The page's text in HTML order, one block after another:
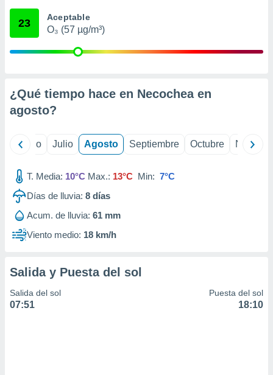
e
publicidad
1199
23 Aceptable
O₃ (57 µg/m³)
¿Qué tiempo hace en Necochea en
agosto?
Junio Julio Agosto Septiembre Octubre
T. Media: 10°C Max.: 13°C Min: 7°C
Días de lluvia: 8 días
Acum. de lluvia: 61 mm
Viento medio: 18 km/h
Salida y Puesta del sol
Salida del sol
07:51
Puesta del sol
18:10